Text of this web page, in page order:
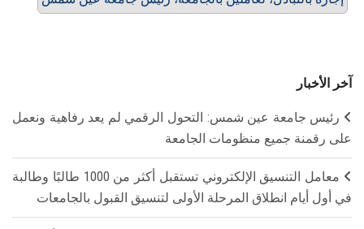
آخر الأخبار
رئيس جامعة عين شمس: التحول الرقمي لم يعد رفاهية ونعمل
على رقمنة جميع منظومات الجامعة
معامل التنسيق الإلكتروني تستقبل أكثر من 1000 طالبًا وطالبة
في أول أيام انطلاق المرحلة الأولى لتنسيق القبول بالجامعات